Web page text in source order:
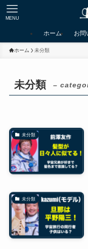
MENU
ホーム お問
ホーム 未分類
未分類 –
未分類
未分類